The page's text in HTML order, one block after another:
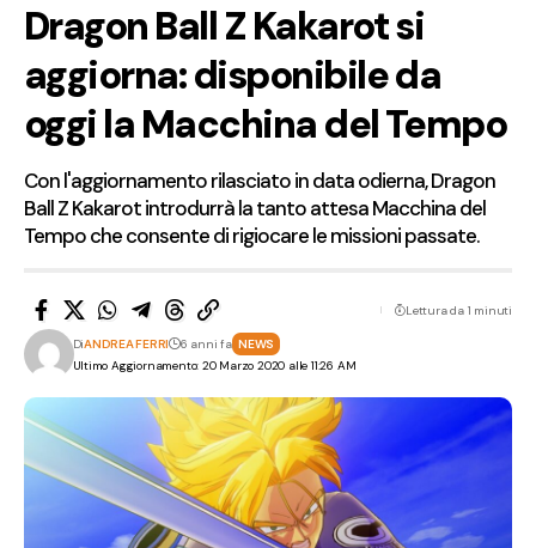
Dragon Ball Z Kakarot si
aggiorna: disponibile da
oggi la Macchina del Tempo
Con l'aggiornamento rilasciato in data odierna, Dragon
Ball Z Kakarot introdurrà la tanto attesa Macchina del
Tempo che consente di rigiocare le missioni passate.
Ultimo Aggiornamento: 20 Marzo 2020 alle 11:26 AM
DiANDREA FERRI 6 anni fa NEWS
Lettura da 1 minuti